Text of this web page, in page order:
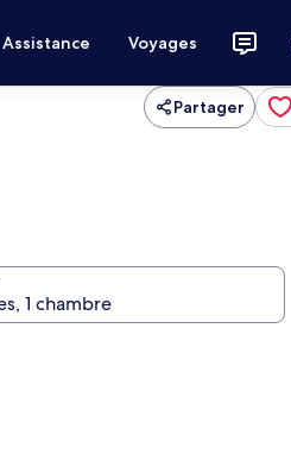
Assistance Voyages
Partager